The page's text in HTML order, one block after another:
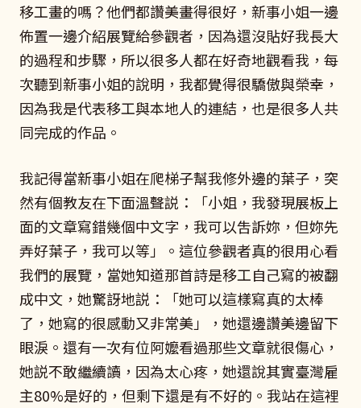
移工畫的嗎？他們都讚美畫得很好，新事小姐一邊
佈置一邊介紹展覽給參觀者，因為還沒貼好我長大
的過程和步驟，所以很多人都在好奇地觀看我，每
次聽到新事小姐的說明，我都覺得很驕傲與榮幸，
因為我是代表移工與本地人的連結，也是很多人共
同完成的作品。
我記得當新事小姐在爬梯子幫我修外邊的葉子，突
然有個教友在下面溫聲説：「小姐，我發現展板上
面的文章寫錯幾個中文字，我可以吿訴妳，但妳先
弄好葉子，我可以等」。這位參觀者真的很用心看
我們的展覽，當她知道那首詩是移工自己寫的被翻
成中文，她驚訝地説：「她可以這樣寫真的太棒
了，她寫的很感動又非常美」，她還邊讚美邊留下
眼淚。還有一次有位阿嬤看過那些文章就很傷心，
她説不敢繼續讀，因為太心疼，她還說其實臺灣雇
主80%是好的，但剩下還是有不好的。我站在這裡